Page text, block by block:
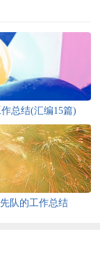
总结(汇编15篇)
队的工作总结